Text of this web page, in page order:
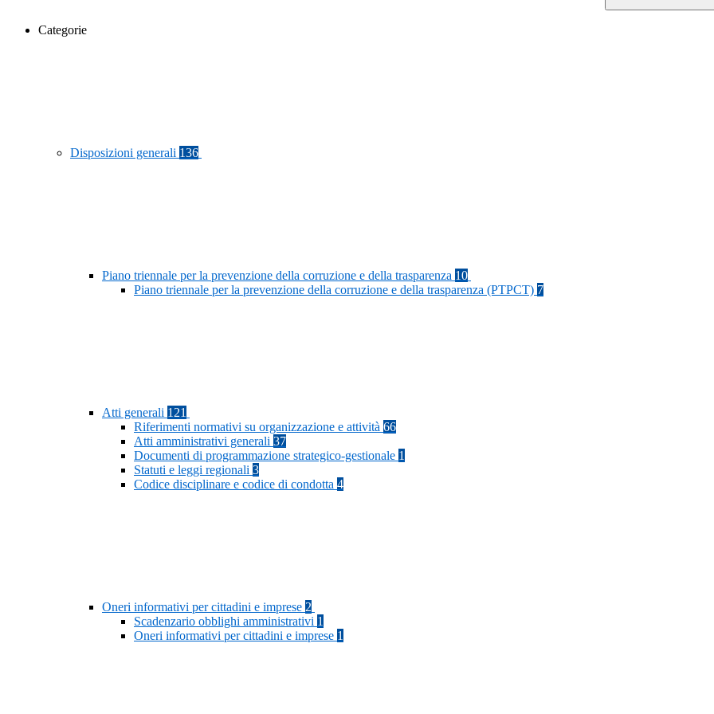
Categorie
Disposizioni generali 136
Piano triennale per la prevenzione della corruzione e della trasparenza 10
Piano triennale per la prevenzione della corruzione e della trasparenza (PTPCT) 7
Atti generali 121
Riferimenti normativi su organizzazione e attività 66
Atti amministrativi generali 37
Documenti di programmazione strategico-gestionale 1
Statuti e leggi regionali 3
Codice disciplinare e codice di condotta 4
Oneri informativi per cittadini e imprese 2
Scadenzario obblighi amministrativi 1
Oneri informativi per cittadini e imprese 1